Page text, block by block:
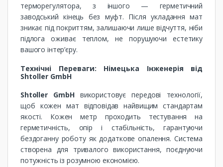
терморегулятора, з іншого — герметичний
заводський кінець без муфт. Після укладання мат
зникає під покриттям, залишаючи лише відчуття, ніби
підлога оживає теплом, не порушуючи естетику
вашого інтер’єру.
Технічні Переваги: Німецька Інженерія від
Shtoller GmbH
Shtoller GmbHвикористовує передові технології,
щоб кожен мат відповідав найвищим стандартам
якості. Кожен метр проходить тестування на
герметичність, опір і стабільність, гарантуючи
бездоганну роботу як додаткове опалення. Система
створена для тривалого використання, поєднуючи
потужність із розумною економією.